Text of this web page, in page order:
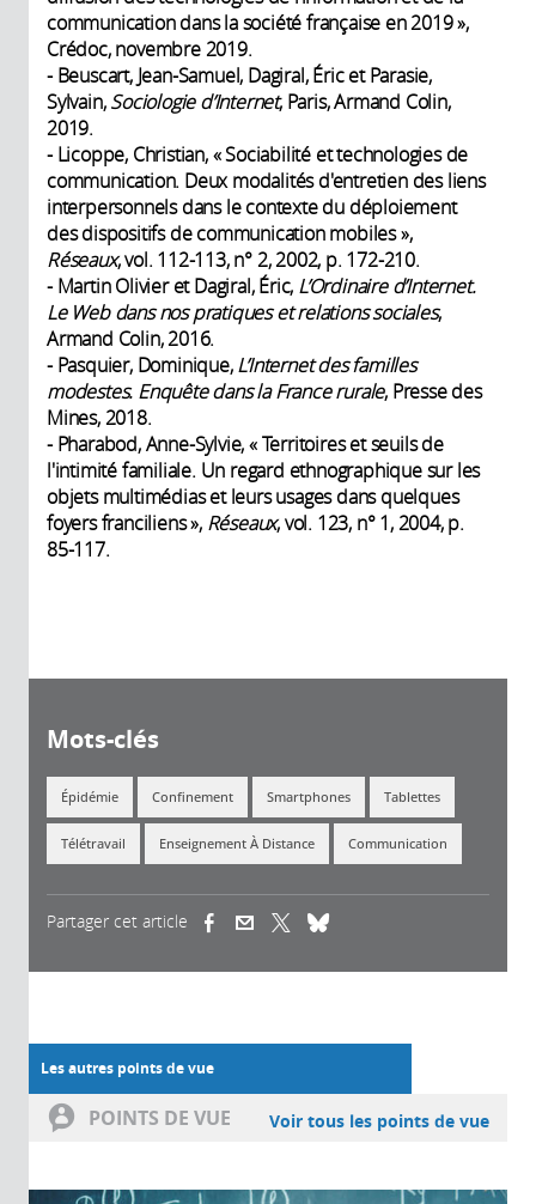
communication dans la société française en 2019 »,
Crédoc, novembre 2019.
- Beuscart, Jean-Samuel, Dagiral, Éric et Parasie,
Sylvain,Sociologie d’Internet, Paris, Armand Colin,
2019.
- Licoppe, Christian, « Sociabilité et technologies de
communication. Deux modalités d'entretien des liens
interpersonnels dans le contexte du déploiement
des dispositifs de communication mobiles »,
Réseaux, vol. 112-113, n° 2, 2002, p. 172-210.
- Martin Olivier et Dagiral, Éric, L’Ordinaire d’Internet.
Le Web dans nos pratiques et relations sociales,
Armand Colin, 2016.
- Pasquier, Dominique,L’Internet des familles
modestes. Enquête dans la France rurale, Presse des
Mines, 2018.
- Pharabod, Anne-Sylvie, « Territoires et seuils de
l'intimité familiale. Un regard ethnographique sur les
objets multimédias et leurs usages dans quelques
foyers franciliens », Réseaux, vol. 123, n° 1, 2004, p.
85-117.
Mots-clés
Épidémie Confinement Smartphones Tablettes
Télétravail Enseignement À Distance Communication
Partager cet article (link is external)(link is external)
Les autres points de vue
POINTS DE VUE Voir tous les points de vue